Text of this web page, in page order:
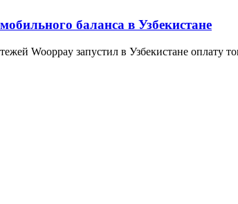
баланса в Узбекистане
Wooppay запустил в Узбекистане оплату